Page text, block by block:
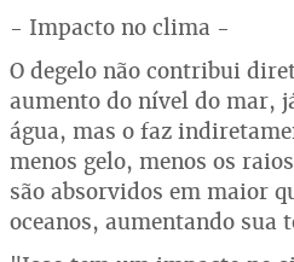
- Impacto no clima -
O degelo não contribui
aumento do nível do mar,
água, mas o faz
menos gelo, menos os
são absorvidos em maior
oceanos, aumentando sua